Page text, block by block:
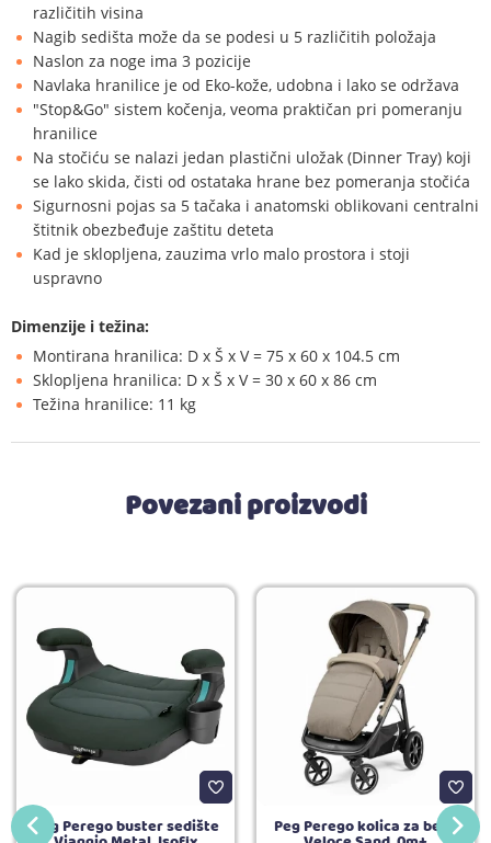
različitih visina
Nagib sedišta može da se podesi u 5 različitih položaja
Naslon za noge ima 3 pozicije
Navlaka hranilice je od Eko-kože, udobna i lako se održava
"Stop&Go" sistem kočenja, veoma praktičan pri pomeranju
hranilice
Na stočiću se nalazi jedan plastični uložak (Dinner Tray) koji
se lako skida, čisti od ostataka hrane bez pomeranja stočića
Sigurnosni pojas sa 5 tačaka i anatomski oblikovani centralni
štitnik obezbeđuje zaštitu deteta
Kad je sklopljena, zauzima vrlo malo prostora i stoji
uspravno
Dimenzije i težina:
Montirana hranilica: D x Š x V = 75 x 60 x 104.5 cm
Sklopljena hranilica: D x Š x V = 30 x 60 x 86 cm
Težina hranilice: 11 kg
Povezani proizvodi
Peg Perego buster sedište Peg Perego kolica za bebe